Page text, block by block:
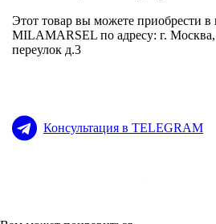
Этот товар вы можете приобрести
MILAMARSEL по адресу: г.
переулок д.3
Консультация в TELEGRAM